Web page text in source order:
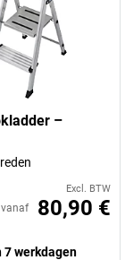
–
Excl. BTW
vanaf 80,90 €
7 werkdagen